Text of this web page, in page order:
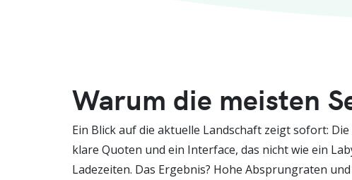
Warum die meisten
Ein Blick auf die aktuelle Landschaft zeigt sofort:
klare Quoten und ein Interface, das nicht wie ein
Ladezeiten. Das Ergebnis? Hohe Absprungraten